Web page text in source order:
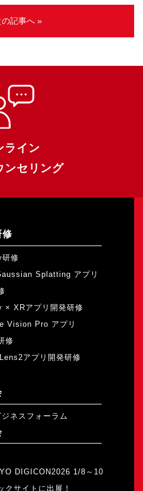
の記事へ »
ライン
ンセリング
修
修
Splatting アプリ
× XRアプリ開発研修
Vision Pro アプリ
修
アプリ開発研修
ネスフォーラム
DIGICON2026 1/8～10
クサイトに出展！